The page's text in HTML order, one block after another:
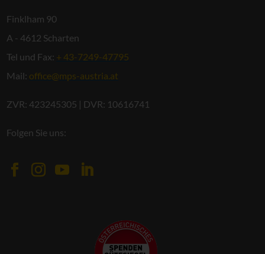
Finklham 90
A - 4612 Scharten
Tel und Fax: + 43-7249-47795
Mail: office@mps-austria.at
ZVR: 423245305 | DVR: 10616741
Folgen Sie uns: